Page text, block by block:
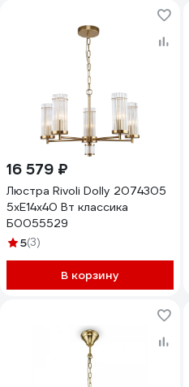
16 579 ₽
Люстра Rivoli Dolly 2074305
5хЕ14х40 Вт классика
Б0055529
5(3)
В корзину